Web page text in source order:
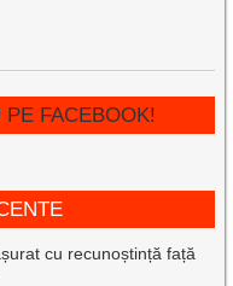
FACEBOOK!
cu recunoștință față